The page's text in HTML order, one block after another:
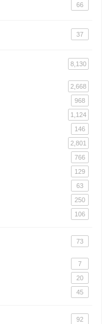
66
37
8,130
2,668
968
1,124
146
2,801
766
129
63
250
106
73
7
20
45
92